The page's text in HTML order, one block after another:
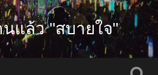
นแล้ว "สบายใจ"